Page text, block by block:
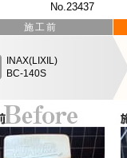
No.23437
施工前
INAX(LIXIL)
BC-140S